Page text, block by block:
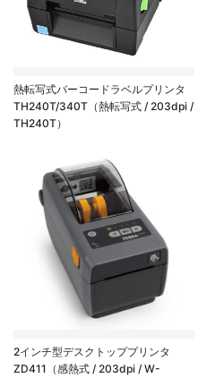
熱転写式バーコードラベルプリンタ
TH240T/340T（熱転写式 / 203dpi /
TH240T）
2インチ型デスクトッププリンタ
ZD411（感熱式 / 203dpi / W-